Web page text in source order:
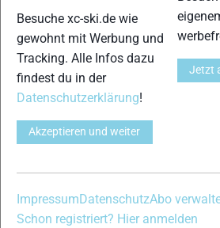
23
Besuche xc-ski.de wie
gewohnt mit Werbung und
Tracking. Alle Infos dazu
findest du in der
Datenschutzerklärung!
Akzeptieren und weiter
Jetzt
Impressum DatenschutzAbo
Schon registriert? Hier anmelden